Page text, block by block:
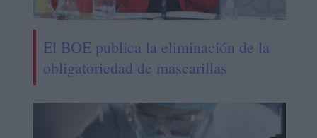
El BOE publica la eliminación de la
obligatoriedad de mascarillas